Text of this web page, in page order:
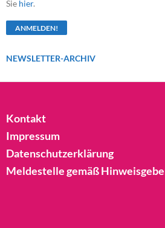
Sie hier.
NEWSLETTER-ARCHIV
Kontakt
Impressum
Datenschutzerklärung
Meldestelle gemäß